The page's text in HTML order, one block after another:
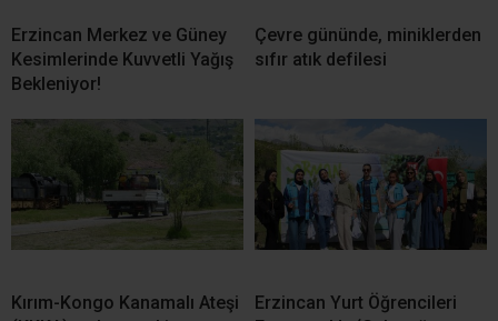
Erzincan Merkez ve Güney
Kesimlerinde Kuvvetli Yağış
Bekleniyor!
Çevre gününde, miniklerden
sıfır atık defilesi
Kırım-Kongo Kanamalı Ateşi
Erzincan Yurt Öğrencileri